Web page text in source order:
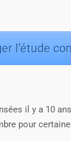
l’étude
il y a 10
pour